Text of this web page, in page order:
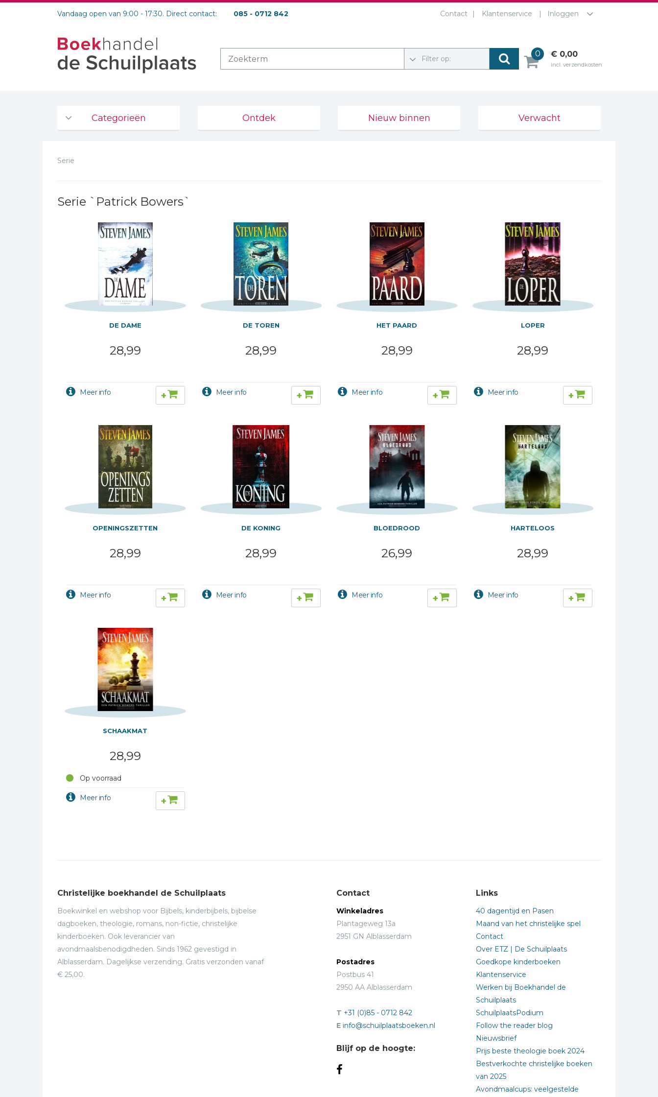
Vandaag open van 9:00 - 17:30. Direct contact: 085 - 0712 842 Contact Klantenservice Inloggen
Filter op:
0 € 0,00
incl. verzendkosten
Categorieën
De Bijbel
Bijbelse Dagboeken 2026
Bijbelse dagboeken
Bibles Foreign
Languages
Bijbelstudie
Geloof, duurzaamheid
en mileu
Benodigdheden voor
kerken
Eten en koken
Israël / Jodendom
Engelse kinderboeken
Kinderbijbels
Muziekboeken
Bladmuziek
Management &
Leiderschap
Politiek
Regio | Alblasserwaard
Taalstudie
Ontdek Nieuw binnen Verwacht
Serie
Serie `Patrick Bowers`
DE DAME
28,99
+
DE TOREN
28,99
+
HET PAARD
28,99
+
LOPER
28,99
+
OPENINGSZETTEN
28,99
+
DE KONING
28,99
+
BLOEDROOD
26,99
+
HARTELOOS
28,99
+
SCHAAKMAT
28,99
Op voorraad
+
Christelijke boekhandel de Schuilplaats
Boekwinkel en webshop voor Bijbels, kinderbijbels, bijbelse
dagboeken, theologie, romans, non-fictie, christelijke
kinderboeken. Ook leverancier van
avondmaalsbenodigdheden. Sinds 1962 gevestigd in
Alblasserdam. Dagelijkse verzending. Gratis verzonden vanaf
€ 25,00.
Contact
Winkeladres
Plantageweg 13a
2951 GN Alblasserdam
Postadres
Postbus 41
2950 AA Alblasserdam
T +31 (0)85 - 0712 842
E info@schuilplaatsboeken.nl
Blijf op de hoogte:
Links
40 dagentijd en Pasen
Maand van het christelijke spel
Contact
Over ETZ | De Schuilplaats
Goedkope kinderboeken
Klantenservice
Werken bij Boekhandel de
Schuilplaats
SchuilplaatsPodium
Follow the reader blog
Nieuwsbrief
Prijs beste theologie boek 2024
Bestverkochte christelijke boeken
van 2025
Avondmaalcups: veelgestelde